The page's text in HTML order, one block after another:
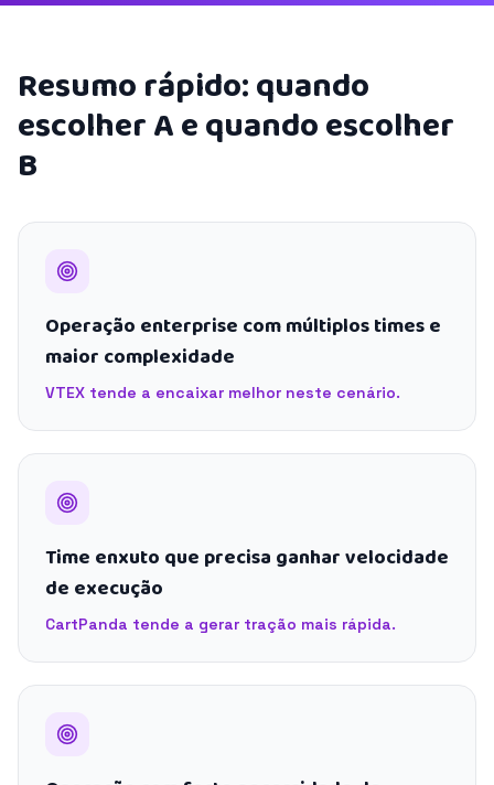
Resumo rápido: quando
escolher A e quando escolher
B
Operação enterprise com múltiplos times e
maior complexidade
VTEX tende a encaixar melhor neste cenário.
Time enxuto que precisa ganhar velocidade
de execução
CartPanda tende a gerar tração mais rápida.